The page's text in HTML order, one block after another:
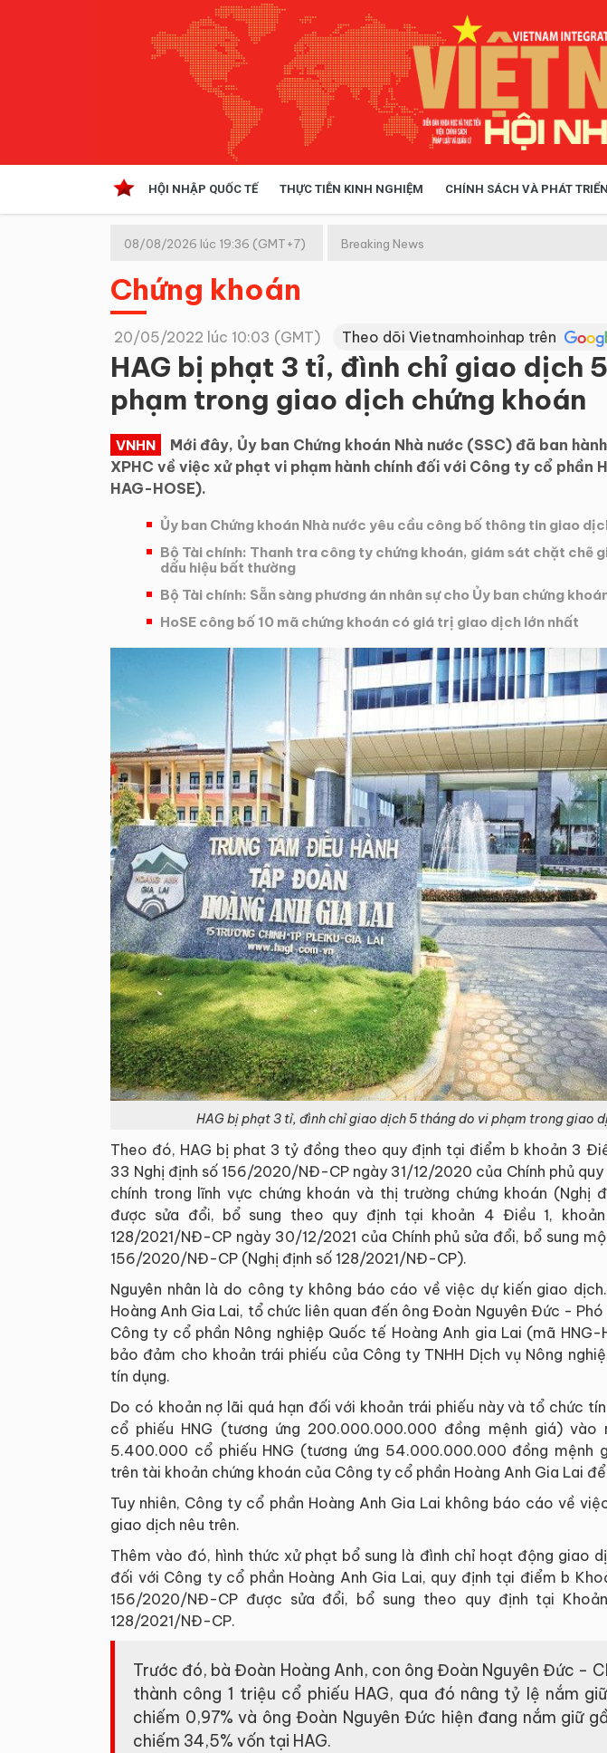
HỘI NHẬP QUỐC TẾ THỰC TIỄN KINH NGHIỆM CHÍNH SÁCH VÀ PHÁT TRIỂN
Kinh tế hội nhập
Doanh nghiệp
08/08/2026 lúc 19:36 (GMT+7) Breaking News
Chứng khoán
20/05/2022 lúc 10:03 (GMT) Theo dõi Vietnamhoinhap trên
HAG bị phạt 3 tỉ, đình chỉ giao dịch
phạm trong giao dịch chứng khoán
VNHN
Mới đây, Ủy ban Chứng khoán Nhà nước (SSC) đã ban
XPHC về việc xử phạt vi phạm hành chính đối với Công ty cổ phần
HAG-HOSE).
Ủy ban Chứng khoán Nhà nước yêu cầu công bố thông tin giao
Bộ Tài chính: Thanh tra công ty chứng khoán, giám sát chặt chẽ
dấu hiệu bất thường
Bộ Tài chính: Sẵn sàng phương án nhân sự cho Ủy ban chứng
HoSE công bố 10 mã chứng khoán có giá trị giao dịch lớn nhất
HAG bị phạt 3 tỉ, đình chỉ giao dịch 5 tháng do vi phạm trong giao
Theo đó, HAG bị phat 3 tỷ đồng theo quy định tại điểm b khoản 3
33 Nghị định số 156/2020/NĐ-CP ngày 31/12/2020 của Chính phủ quy
chính trong lĩnh vực chứng khoán và thị trường chứng khoán (Nghị
được sửa đổi, bổ sung theo quy định tại khoản 4 Điều 1,
128/2021/NĐ-CP ngày 30/12/2021 của Chính phủ sửa đổi, bổ sung
156/2020/NĐ-CP (Nghị định số 128/2021/NĐ-CP).
Nguyên nhân là do công ty không báo cáo về việc dự kiến giao
Hoàng Anh Gia Lai, tổ chức liên quan đến ông Đoàn Nguyên Đức -
Công ty cổ phần Nông nghiệp Quốc tế Hoàng Anh gia Lai (mã HNG-
bảo đảm cho khoản trái phiếu của Công ty TNHH Dịch vụ Nông
tín dụng.
Do có khoản nợ lãi quá hạn đối với khoản trái phiếu này và tổ chức
cổ phiếu HNG (tương ứng 200.000.000.000 đồng mệnh giá) vào
5.400.000 cổ phiếu HNG (tương ứng 54.000.000.000 đồng mệnh
trên tài khoản chứng khoán của Công ty cổ phần Hoàng Anh Gia Lai
Tuy nhiên, Công ty cổ phần Hoàng Anh Gia Lai không báo cáo về
giao dịch nêu trên.
Thêm vào đó, hình thức xử phạt bổ sung là đình chỉ hoạt động giao
đối với Công ty cổ phần Hoàng Anh Gia Lai, quy định tại điểm b
156/2020/NĐ-CP được sửa đổi, bổ sung theo quy định tại
128/2021/NĐ-CP.
Trước đó, bà Đoàn Hoàng Anh, con ông Đoàn Nguyên Đức -
thành công 1 triệu cổ phiếu HAG, qua đó nâng tỷ lệ nắm
chiếm 0,97% và ông Đoàn Nguyên Đức hiện đang nắm giữ
chiếm 34,5% vốn tại HAG.